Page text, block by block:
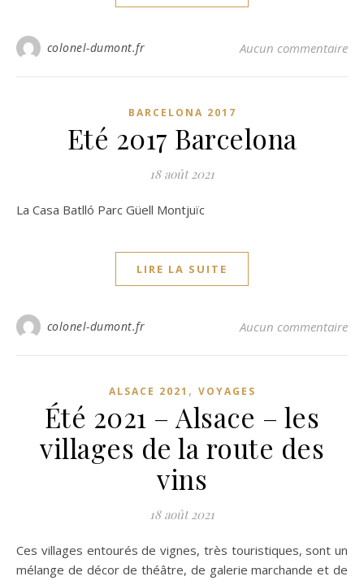
colonel-dumont.fr Aucun commentaire
BARCELONA 2017
Eté 2017 Barcelona
18 août 2021
La Casa Batlló Parc Güell Montjuïc
LIRE LA SUITE
colonel-dumont.fr Aucun commentaire
ALSACE 2021 , VOYAGES
Été 2021 – Alsace – les
villages de la route des
vins
18 août 2021
Ces villages entourés de vignes, très touristiques, sont un
mélange de décor de théâtre, de galerie marchande et de